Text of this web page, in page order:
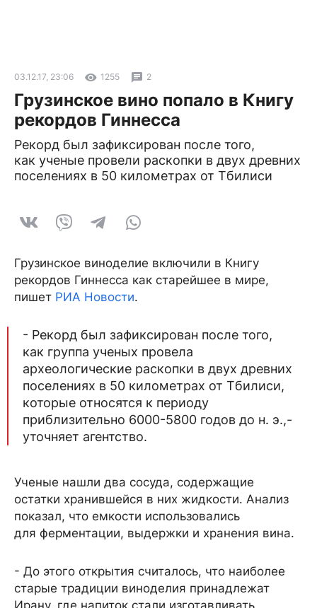
03.12.17, 23:06 1255 2
Грузинское вино попало в Книгу
рекордов Гиннесса
Рекорд был зафиксирован после того,
как ученые провели раскопки в двух древних
поселениях в 50 километрах от Тбилиси
Грузинское виноделие включили в Книгу
рекордов Гиннесса как старейшее в мире,
пишет РИА Новости.
- Рекорд был зафиксирован после того,
как группа ученых провела
археологические раскопки в двух древних
поселениях в 50 километрах от Тбилиси,
которые относятся к периоду
приблизительно 6000-5800 годов до н. э.,-
уточняет агентство.
Ученые нашли два сосуда, содержащие
остатки хранившейся в них жидкости. Анализ
показал, что емкости использовались
для ферментации, выдержки и хранения вина.
- До этого открытия считалось, что наиболее
старые традиции виноделия принадлежат
Ирану, где напиток стали изготавливать